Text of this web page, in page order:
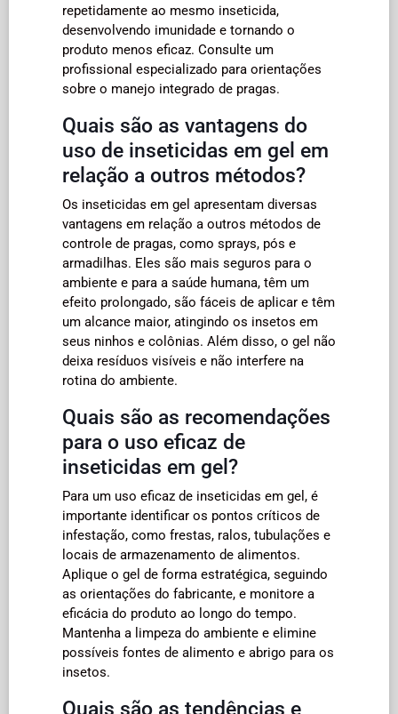
repetidamente ao mesmo inseticida,
desenvolvendo imunidade e tornando o
produto menos eficaz. Consulte um
profissional especializado para orientações
sobre o manejo integrado de pragas.
Quais são as vantagens do
uso de inseticidas em gel em
relação a outros métodos?
Os inseticidas em gel apresentam diversas
vantagens em relação a outros métodos de
controle de pragas, como sprays, pós e
armadilhas. Eles são mais seguros para o
ambiente e para a saúde humana, têm um
efeito prolongado, são fáceis de aplicar e têm
um alcance maior, atingindo os insetos em
seus ninhos e colônias. Além disso, o gel não
deixa resíduos visíveis e não interfere na
rotina do ambiente.
Quais são as recomendações
para o uso eficaz de
inseticidas em gel?
Para um uso eficaz de inseticidas em gel, é
importante identificar os pontos críticos de
infestação, como frestas, ralos, tubulações e
locais de armazenamento de alimentos.
Aplique o gel de forma estratégica, seguindo
as orientações do fabricante, e monitore a
eficácia do produto ao longo do tempo.
Mantenha a limpeza do ambiente e elimine
possíveis fontes de alimento e abrigo para os
insetos.
Quais são as tendências e